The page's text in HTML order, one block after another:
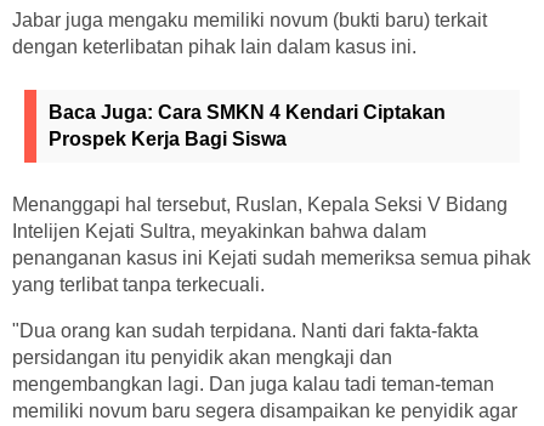
Jabar juga mengaku memiliki novum (bukti baru) terkait
dengan keterlibatan pihak lain dalam kasus ini.
Baca Juga: Cara SMKN 4 Kendari Ciptakan
Prospek Kerja Bagi Siswa
Menanggapi hal tersebut, Ruslan, Kepala Seksi V Bidang
Intelijen Kejati Sultra, meyakinkan bahwa dalam
penanganan kasus ini Kejati sudah memeriksa semua pihak
yang terlibat tanpa terkecuali.
"Dua orang kan sudah terpidana. Nanti dari fakta-fakta
persidangan itu penyidik akan mengkaji dan
mengembangkan lagi. Dan juga kalau tadi teman-teman
memiliki novum baru segera disampaikan ke penyidik agar